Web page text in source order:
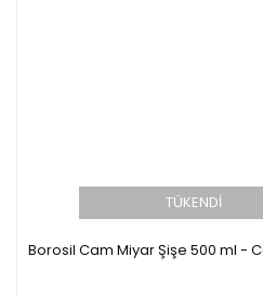
TÜKENDİ
Borosil Cam Miyar Şişe 500 ml -